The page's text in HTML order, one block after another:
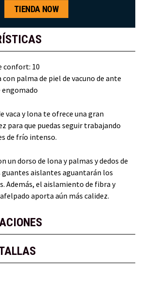
TIENDA NOW
confort: 10
palma de piel de vacuno de ante
engomado
vaca y lona te ofrece una gran
para que puedas seguir trabajando
de frío intenso.
un dorso de lona y palmas y dedos de
aislantes aguantarán los
Además, el aislamiento de fibra y
aporta aún más calidez.